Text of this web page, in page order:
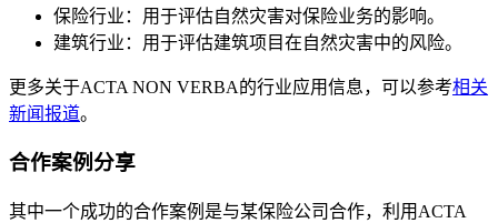
保险行业：用于评估自然灾害对保险业务的影响。
建筑行业：用于评估建筑项目在自然灾害中的风险。
更多关于ACTA NON VERBA的行业应用信息，可以参考相关
新闻报道。
合作案例分享
其中一个成功的合作案例是与某保险公司合作，利用ACTA